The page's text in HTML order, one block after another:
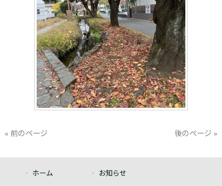
« 前のページ 後のページ »
ホーム お知らせ